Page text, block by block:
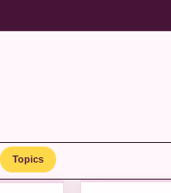
Topics